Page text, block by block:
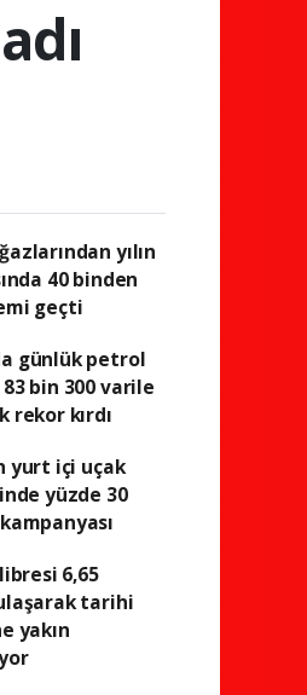
yılın
40 binden
geçti
günlük petrol
bin 300 varile
rekor kırdı
yurt içi uçak
yüzde 30
libresi 6,65
tarihi
yakın